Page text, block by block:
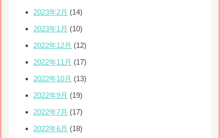
2023年2月 (14)
2023年1月 (10)
2022年12月 (12)
2022年11月 (17)
2022年10月 (13)
2022年9月 (19)
2022年7月 (17)
2022年6月 (18)